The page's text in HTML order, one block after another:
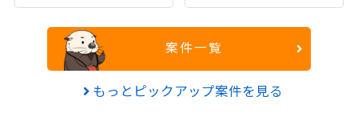
案件一覧
もっとピックアップ案件を見る